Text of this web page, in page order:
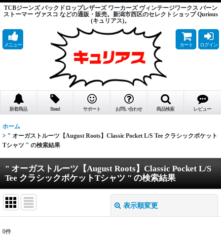
TCBジーンズ バックドロップレザーズ ワーカーズ ヴィンテージワークス バーン
ストーマー ヴァスコ などの通販・販売。新潟市西区のセレクトショップ Qurious
(キュリアス)。
メニュー カート ログイン
新着商品 Brand サポート お問い合わせ 商品検索 レビュー
ホーム
> " オーガストルーツ【August Roots】Classic Pocket L/S Tee クラシックポケット
Tシャツ " の検索結果
" オーガストルーツ【August Roots】Classic Pocket L/S
Tee クラシックポケットTシャツ " の検索結果
表示順変更
商品検索
0件